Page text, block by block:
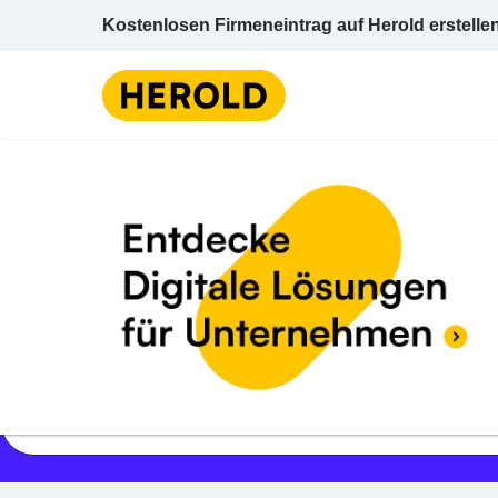
Kostenlosen Firmeneintrag auf Herold